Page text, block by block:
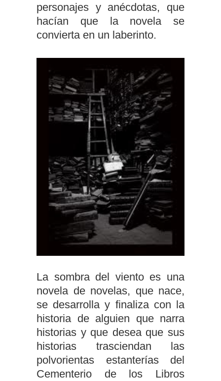
personajes y anécdotas, que
hacían que la novela se
convierta en un laberinto.
La sombra del viento es una
novela de novelas, que nace,
se desarrolla y finaliza con la
historia de alguien que narra
historias y que desea que sus
historias trasciendan las
polvorientas estanterías del
Cementerio de los Libros